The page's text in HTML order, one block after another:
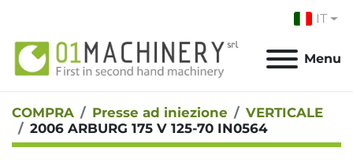
IT
Menu
COMPRA Presse ad iniezione
VERTICALE
2006 ARBURG 175 V 125-70 IN0564